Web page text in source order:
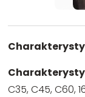
C35, C45, C60,